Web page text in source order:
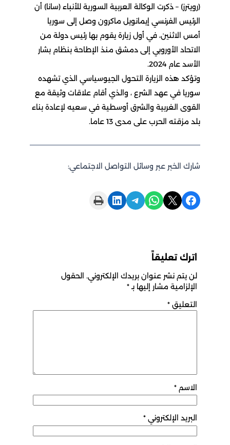
(رويترز) – ذكرت الوكالة العربية السورية للأنباء (سانا) أن
الرئيس الفرنسي ‌إيمانويل ماكرون وصل إلى سوريا
أمس الاثنين، في أول زيارة يقوم بها رئيس دولة من
⁠الاتحاد الأوروبي إلى دمشق منذ الإطاحة بنظام بشار
الأسد عام 2024.
وتؤكد هذه الزيارة التحول الجيوسياسي الذي ‌تشهده
⁠سوريا في عهد الشرع ، والذي أقام علاقات وثيقة مع
⁠القوى الغربية والشرق أوسطية في سعيه ⁠لإعادة بناء
بلد مزقته الحرب على مدى ⁠13 عاما.
شارك الخبر عبر وسائل التواصل الاجتماعي:
Share on Facebook
Share on X
Share on WhatsApp
Share on Telegram
Share on LinkedIn
Print this Page
اترك تعليقاً
لن يتم نشر عنوان بريدك الإلكتروني. الحقول
الإلزامية مشار إليها بـ*
التعليق *
الاسم *
البريد الإلكتروني *